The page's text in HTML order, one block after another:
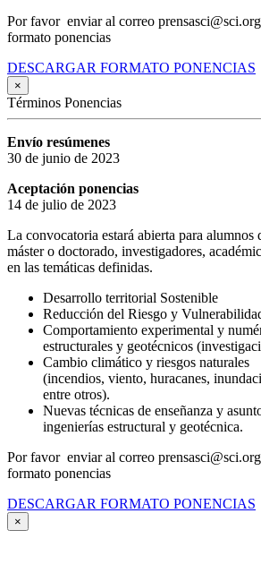
Por favor enviar al correo
formato ponencias
DESCARGAR FORMATO PONENCIAS
×
Términos Ponencias
Envío resúmenes
30 de junio de 2023
Aceptación ponencias
14 de julio de 2023
La convocatoria estará abierta para alumnos
máster o doctorado, investigadores,
en las temáticas definidas.
Desarrollo territorial Sostenible
Reducción del Riesgo y
Comportamiento experimental y
estructurales y geotécnicos
Cambio climático y riesgos naturales
(incendios, viento, huracanes,
entre otros).
Nuevas técnicas de enseñanza y
ingenierías estructural y geotécnica.
Por favor enviar al correo
formato ponencias
DESCARGAR FORMATO PONENCIAS
×